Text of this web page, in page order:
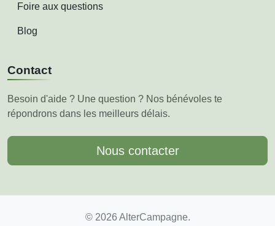
Foire aux questions
Blog
Contact
Besoin d'aide ? Une question ? Nos bénévoles te
répondrons dans les meilleurs délais.
Nous contacter
© 2026 AlterCampagne.